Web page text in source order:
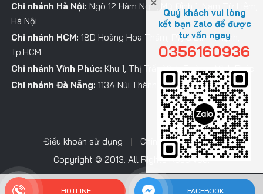
Chi nhánh Hà Nội: Ngõ 12 Hàm Nghi, Mỹ Đình 1, Nam Từ Liêm,
Hà Nội
Chi nhánh HCM: 18D Hoàng Hoa Thám, P7, Q.Bình Thạnh,
Tp.HCM
Chi nhánh Vĩnh Phúc: Khu 1, Thị Trấn Vĩnh Tường, Vĩnh Phúc
Chi nhánh Đà Nẵng: 113A Núi Thành, Hải Châu, TP. Đà Nẵng
Điều khoản sử dụng
Chính sách bảo mật
Copyright © 2013. All Rights Reserved.
HOTLINE FACEBOOK
Quý khách vui lòng
kết bạn Zalo để được
tư vấn ngay
0356160936